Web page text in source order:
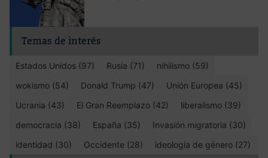
Temas de interés
Estados Unidos (97) Rusia (71)
nihilismo (59)
wokismo (54)
Donald Trump (47)
Unión Europea (45)
Ucrania (43)
El Gran Reemplazo (42)
liberalismo (39)
democracia (38)
España (35)
Invasión migratoria (30)
identidad (30)
Occidente (28) ideología de género (27)